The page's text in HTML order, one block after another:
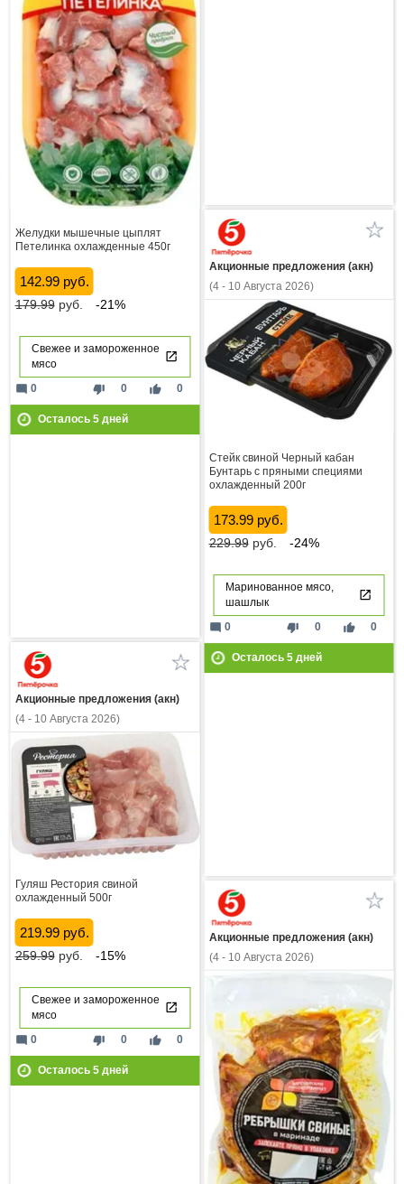
Желудки мышечные цыплят
Петелинка охлажденные 450г
142.99 руб.
179.99руб. -21%
Свежее и замороженное
мясо
thumb_down 0 thumb_up 0
mode_comment 0
Осталось 5дней
Акционные предложения (акн)
(4 - 10 Августа 2026)
Стейк свиной Черный кабан
Бунтарь с пряными специями
охлажденный 200г
173.99 руб.
229.99руб. -24%
Маринованное мясо,
шашлык
thumb_down 0 thumb_up 0
mode_comment 0
Осталось 5дней
Акционные предложения (акн)
(4 - 10 Августа 2026)
Гуляш Рестория свиной
охлажденный 500г
219.99 руб.
259.99руб. -15%
Свежее и замороженное
мясо
thumb_down 0 thumb_up 0
mode_comment 0
Осталось 5дней
Акционные предложения (акн)
(4 - 10 Августа 2026)